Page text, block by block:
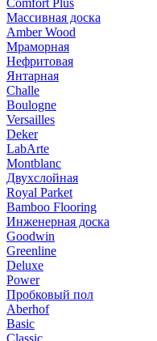
Comfort Plus
Массивная доска
Amber Wood
Мраморная
Нефритовая
Янтарная
Challe
Boulogne
Versailles
Deker
LabArte
Montblanc
Двухслойная
Royal Parket
Bamboo Flooring
Инженерная доска
Goodwin
Greenline
Deluxe
Power
Пробковый пол
Aberhof
Basic
Classic